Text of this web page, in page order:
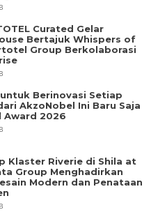
Curated Gelar
Bertajuk Whispers of
Group Berkolaborasi
Berinovasi Setiap
AkzoNobel Ini Baru Saja
Award 2026
Klaster Riverie di Shila at
Group Menghadirkan
Modern dan Penataan